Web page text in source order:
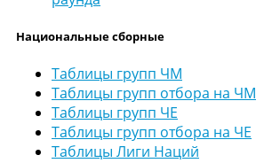
Национальные сборные
Таблицы групп ЧМ
Таблицы групп отбора на ЧМ
Таблицы групп ЧЕ
Таблицы групп отбора на ЧЕ
Таблицы Лиги Наций